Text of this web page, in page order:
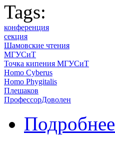
Tags:
конференция
секция
Шамовские чтения
МГУСиТ
Точка кипения МГУСиТ
Homo Cyberus
Homo Phygitalis
Плешаков
ПрофессорДоволен
Подробнее